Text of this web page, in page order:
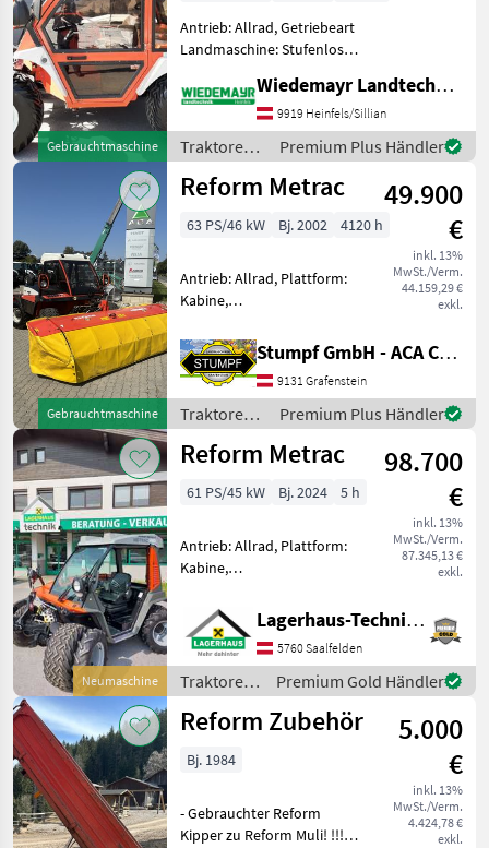
Gebrauchtmaschine
Antrieb: Allrad, Getriebeart
Landmaschine: Stufenloses
Zapfwellendrehzahl: 540,
Höchstgeschwindigkeit in
km/h: 40 km/h, Oberlenker
hinten: me
Wiedemayr Landtechnik GmbH
9919 Heinfels/Sillian
Traktoren /
Reform
Premium Plus Händler
Gebrauchtmaschine
Reform Metrac
49.900
€
inkl. 13%
MwSt./Verm.
44.159,29 €
exkl.
63 PS/46 kW Bj. 2002 4120 h
Antrieb: Allrad, Plattform:
Kabine,
Höchstgeschwindigkeit in
km/h: 40 km/h, Oberlenker
hinten: mechanisch,
Kreuzsteuerhebel:
mechanisch, Anhängevo
Stumpf GmbH - ACA Center Stumpf
9131 Grafenstein
Traktoren /
Reform
Premium Plus Händler
Neumaschine
Reform Metrac
98.700
€
inkl. 13%
MwSt./Verm.
87.345,13 €
exkl.
61 PS/45 kW Bj. 2024 5 h
Antrieb: Allrad, Plattform:
Kabine,
Aufladung: Turbolader
Ausstattung: * Motor: 4-
Zylinder Dieselmotor(5) m.
Turbolader und CR
Direkteinsprit
Lagerhaus-Technik Saalfelden
5760 Saalfelden
Traktoren
/ Reform
Premium Gold Händler
Reform Zubehör
5.000
€
inkl. 13%
MwSt./Verm.
4.424,78 €
exkl.
Bj. 1984
- Gebrauchter Reform
Kipper zu Reform Muli! !!!